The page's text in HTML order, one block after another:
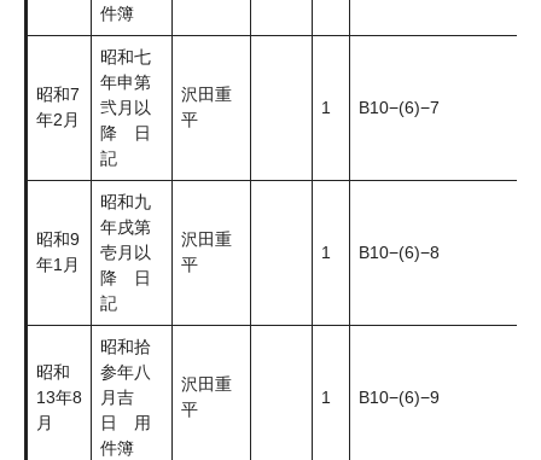
件簿
昭和7
年2月
昭和七
年申第
弐月以
降 日
記
沢田重
平
1 B10−(6)−7
昭和9
年1月
昭和九
年戌第
壱月以
降 日
記
沢田重
平
1 B10−(6)−8
昭和
13年8
月
昭和拾
参年八
月吉
日 用
件簿
沢田重
平
1 B10−(6)−9